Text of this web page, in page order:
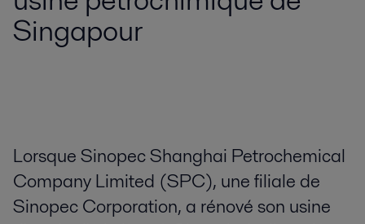
Singapour
Lorsque Sinopec Shanghai Petrochemical
Company Limited (SPC), une filiale de
Sinopec Corporation, a rénové son usine